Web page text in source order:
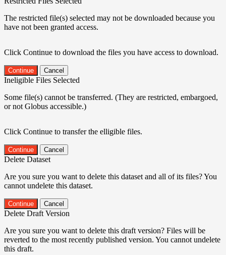
The restricted file(s) selected may not be downloaded because you
have not been granted access.
Click Continue to download the files you have access to download.
Continue Cancel
Ineligible Files Selected
Some file(s) cannot be transferred. (They are restricted, embargoed,
or not Globus accessible.)
Click Continue to transfer the elligible files.
Continue Cancel
Delete Dataset
Are you sure you want to delete this dataset and all of its files? You
cannot undelete this dataset.
Continue Cancel
Delete Draft Version
Are you sure you want to delete this draft version? Files will be
reverted to the most recently published version. You cannot undelete
this draft.